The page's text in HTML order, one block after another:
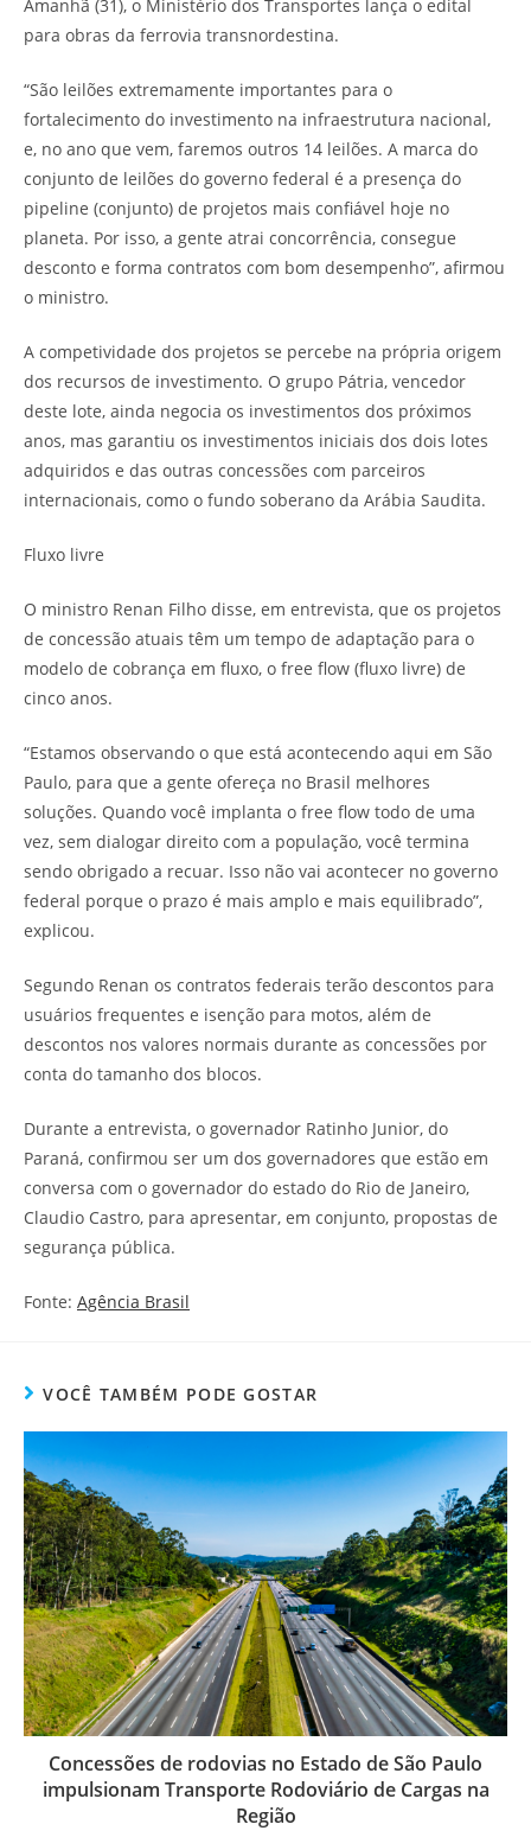
Amanhã (31), o Ministério dos Transportes lança o edital
para obras da ferrovia transnordestina.
“S​ão leilões extremamente importantes para o
fortalecimento do investimento na infraestrutura nacional,
e, no ano que vem, faremos outros 14 leilões. A marca do
conjunto de leilões do governo federal é a presença do
pipeline (conjunto) de projetos mais confiável hoje no
planeta. Por isso, a gente atrai concorrência, consegue
desconto e forma contratos com bom desempenho”, afirmou
o ministro.
A competividade dos projetos se percebe na própria origem
dos recursos de investimento. O grupo Pátria, vencedor
deste lote, ainda negocia os investimentos dos próximos
anos, mas garantiu os investimentos iniciais dos dois lotes
adquiridos e das outras concessões com parceiros
internacionais, como o fundo soberano da Arábia Saudita.
Fluxo livre
O ministro Renan Filho disse, em entrevista, que os projetos
de concessão atuais têm um tempo de adaptação para o
modelo de cobrança em fluxo, o free flow (fluxo livre) de
cinco anos.
“Estamos observando o que está acontecendo aqui em São
Paulo, para que a gente ofereça no Brasil melhores
soluções. Quando você implanta o free flow todo de uma
vez, sem dialogar direito com a população, você termina
sendo obrigado a recuar. Isso não vai acontecer no governo
federal porque o prazo é mais amplo e mais equilibrado”,
explicou.
Segundo Renan os contratos federais terão descontos para
usuários frequentes e isenção para motos, além de
descontos nos valores normais durante as concessões por
conta do tamanho dos blocos.
Durante a entrevista, o governador Ratinho Junior, do
Paraná, confirmou ser um dos governadores que estão em
conversa com o governador do estado do Rio de Janeiro,
Claudio Castro, para apresentar, em conjunto, propostas de
segurança pública.
Fonte: Agência Brasil
VOCÊ TAMBÉM PODE GOSTAR
Concessões de rodovias no Estado de São Paulo
impulsionam Transporte Rodoviário de Cargas na
Região